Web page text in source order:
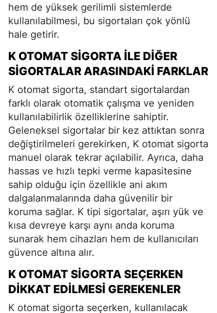
hem de yüksek gerilimli sistemlerde
kullanılabilmesi, bu sigortaları çok yönlü
hale getirir.
K OTOMAT SIGORTA İLE DIĞER
SIGORTALAR ARASINDAKI FARKLAR
K otomat sigorta, standart sigortalardan
farklı olarak otomatik çalışma ve yeniden
kullanılabilirlik özelliklerine sahiptir.
Geleneksel sigortalar bir kez attıktan sonra
değiştirilmeleri gerekirken, K otomat sigorta
manuel olarak tekrar açılabilir. Ayrıca, daha
hassas ve hızlı tepki verme kapasitesine
sahip olduğu için özellikle ani akım
dalgalanmalarında daha güvenilir bir
koruma sağlar. K tipi sigortalar, aşırı yük ve
kısa devreye karşı aynı anda koruma
sunarak hem cihazları hem de kullanıcıları
güvence altına alır.
K OTOMAT SIGORTA SEÇERKEN
DIKKAT EDILMESI GEREKENLER
K otomat sigorta seçerken, kullanılacak